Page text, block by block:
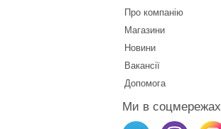
Про компанію
Магазини
Новини
Вакансії
Допомога
Ми в соцмережах